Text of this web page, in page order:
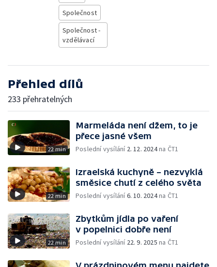
Společnost
Společnost -
vzdělávací
Přehled dílů
233 přehratelných
22 min
Marmeláda není džem, to je
přece jasné všem
Poslední vysílání 2. 12. 2024na ČT1
22 min
Izraelská kuchyně – nezvyklá
směsice chutí z celého světa
Poslední vysílání6. 10. 2024na ČT1
22 min
Zbytkům jídla po vaření
v popelnici dobře není
Poslední vysílání 22. 9. 2025 na ČT1